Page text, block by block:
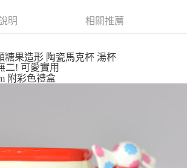
含以上)免運費
含以上)免運費
明 相關推薦
糖果造形 陶瓷馬克杯 湯杯
二! 可愛實用
附彩色禮盒